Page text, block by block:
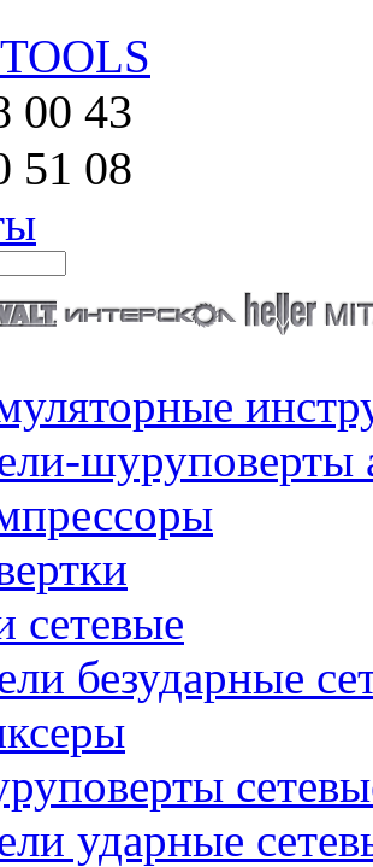
00 43
51 08
шуруповерты
сетевые
безударные
ударные